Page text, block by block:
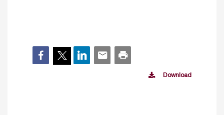
Download